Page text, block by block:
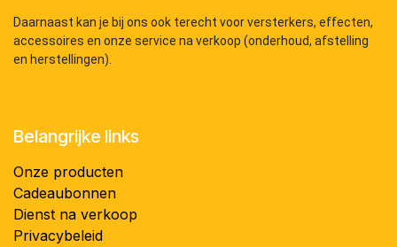
Daarnaast kan je bij ons ook terecht voor versterkers, effecten,
accessoires en onze service na verkoop (onderhoud, afstelling
en herstellingen).
Belangrijke links
Onze producten
Cadeaubonnen
Dienst na verkoop
Privacybeleid